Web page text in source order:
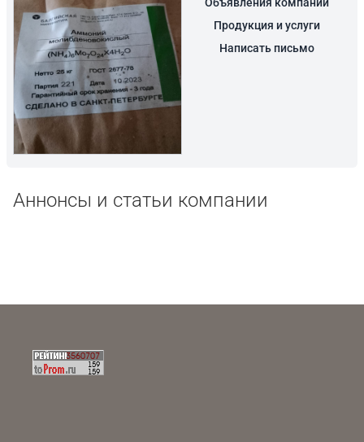
Продукция и услуги
Написать письмо
Аннонсы и статьи компании